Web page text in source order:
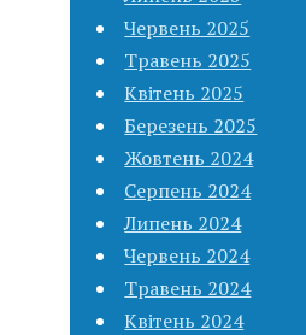
Червень 2025
Травень 2025
Квітень 2025
Березень 2025
Жовтень 2024
Серпень 2024
Липень 2024
Червень 2024
Травень 2024
Квітень 2024